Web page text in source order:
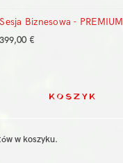
Sesja Biznesowa - PREMIUM
399,00 €
KOSZYK
w koszyku.